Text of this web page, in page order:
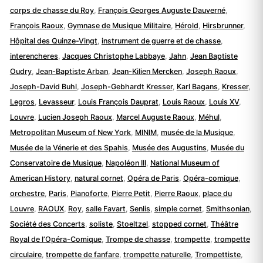
corps de chasse du Roy, François Georges Auguste Dauverné,
François Raoux, Gymnase de Musique Militaire, Hérold Hirsbrunner,
Hôpital des Quinze-Vingt instrument de guerre et de chasse,
interencheres Jacques Christophe Labbaye, Jahn, Jean Baptiste
Oudry, Jean-Baptiste Arban, Jean-Kilien Mercken, Joseph Raoux,
Joseph-David Buhl, Joseph-Gebhardt Kresser, Karl Bagans Kresser,
Legros Levasseur, Louis François Dauprat Louis Raoux, Louis XV,
Louvre, Lucien Joseph Raoux, Marcel Auguste Raoux, Méhul,
Metropolitan Museum of New York, MINIM, musée de la Musique,
Musée de la Vénerie et des Spahis Musée des Augustins Musée du
Conservatoire de Musique, Napoléon III, National Museum of
American History, natural cornet Opéra de Paris Opéra-comique,
orchestre, Paris Pianoforte, Pierre Petit Pierre Raoux, place du
Louvre, RAOUX, Roy, salle Favart Senlis simple cornet Smithsonian,
Société des Concerts soliste, Stoeltzel, stopped cornet Théâtre
Royal de l’Opéra-Comique, Trompe de chasse, trompette, trompette
circulaire, trompette de fanfare, trompette naturelle, Trompettiste,